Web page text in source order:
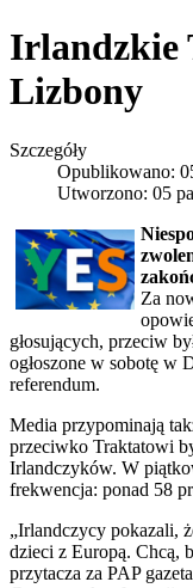
Irlandzkie
Lizbony
Szczegóły
Opublikowano:
Utworzono: 05
Za
głosujących, przeciw
ogłoszone w sobotę
referendum.
Media przypominają
przeciwko Traktatowi
Irlandczyków. W
frekwencja: ponad 58
„Irlandczycy pokazali,
dzieci z Europą. Chcą,
przytacza za PAP